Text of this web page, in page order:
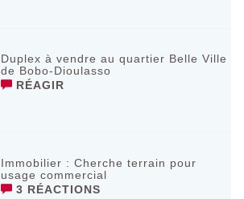
Duplex à vendre au quartier Belle Ville
de Bobo-Dioulasso
RÉAGIR
Immobilier : Cherche terrain pour
usage commercial
3 RÉACTIONS